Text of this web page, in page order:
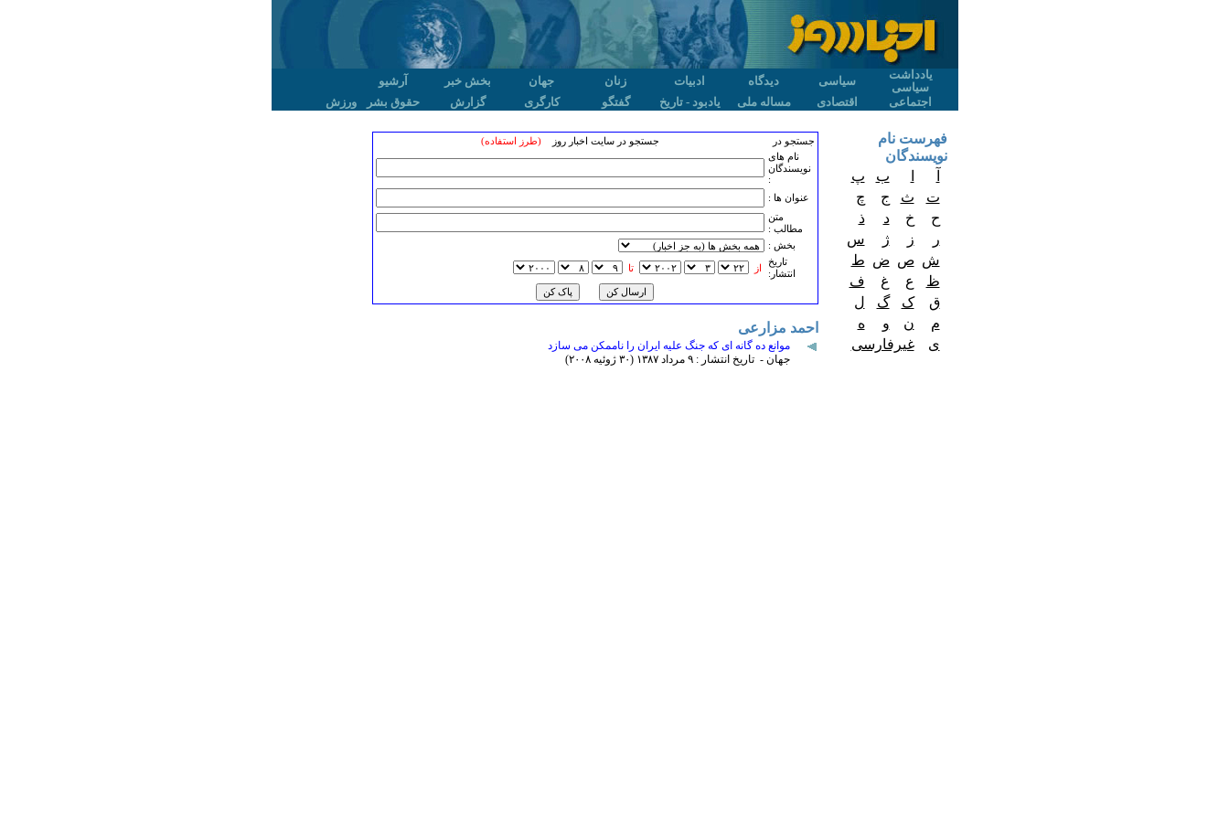
یادداشت
سیاسی
سیاسی دیدگاه ادبیات زنان جهان بخش خبر
آرشیو
اجتماعی
اقتصادی مساله ملی یادبود - تاریخ گفتگو کارگری گزارش حقوق بشر ورزش
جستجو در جستجو در سایت اخبار روز(طرز استفاده)
نام های
نویسندگان
:
عنوان ها :
متن
مطالب :
بخش :
تاريخ
انتشار:
از تا
احمد مزارعی
موانع ده گانه ای که جنگ علیه ایران را ناممکن می سازد
جهان - تاریخ انتشار : ۹ مرداد ۱٣٨۷ (٣۰ ژوئيه ۲۰۰٨)
فهرست نام
نویسندگان
ب
پ
ت
ث ج
چ
ح
خ د
ذ
ر
ز ژ
س
ش ص ض ط
ظ
ع غ
ف
ق
ک گ
ل
م
ن و
ه
ی
غیرفارسی